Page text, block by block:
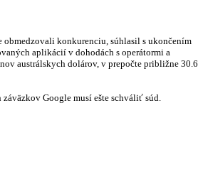
konkurenciu, súhlasil s ukončením
aplikácií v dohodách s operátormi a
austrálskych dolárov, v prepočte približne 30.6
Google musí ešte schváliť súd.